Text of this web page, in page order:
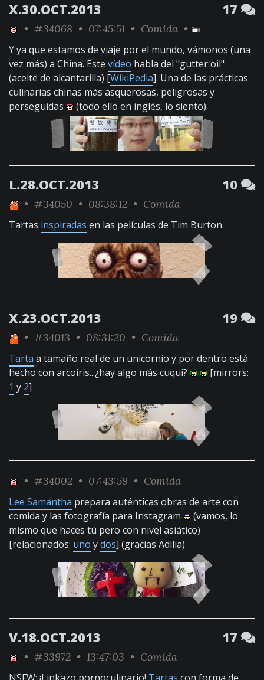
X.30.OCT.2013 17
• #34068 • 07:45:51 • Comida •
Y ya que estamos de viaje por el mundo, vámonos (una
vez más) a China. Este vídeo habla del "gutter oil"
(aceite de alcantarilla) [WikiPedia]. Una de las prácticas
culinarias chinas más asquerosas, peligrosas y
perseguidas
(todo ello en inglés, lo siento)
L.28.OCT.2013 10
• #34050 • 08:38:12 • Comida
Tartas inspiradas en las películas de Tim Burton.
X.23.OCT.2013 19
• #34013 • 08:31:20 • Comida
Tarta a tamaño real de un unicornio y por dentro está
hecho con arcoiris...¿hay algo más cuqui?
[mirrors:
1 y 2]
• #34002 • 07:43:59 • Comida
Lee Samantha prepara auténticas obras de arte con
comida y las fotografía para Instagram
(vamos, lo
mismo que haces tú pero con nivel asiático)
[relacionados: uno ydos] (gracias Adilia)
V.18.OCT.2013 17
• #33972 • 13:47:03 • Comida